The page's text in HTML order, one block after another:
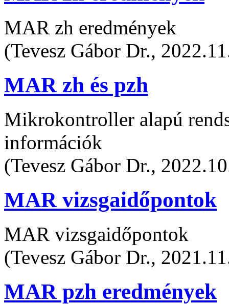
MAR zh eredmények
(Tevesz Gábor Dr.,
MAR zh és pzh
Mikrokontroller alapú
információk
(Tevesz Gábor Dr.,
MAR vizsgaidőpontok
MAR vizsgaidőpontok
(Tevesz Gábor Dr.,
MAR pzh eredmények